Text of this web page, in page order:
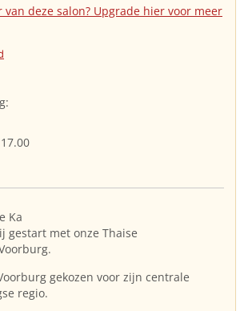
van deze salon? Upgrade hier voor meer
Ka
gestart met onze Thaise
gekozen voor zijn centrale
regio.